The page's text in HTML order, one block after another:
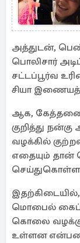
அத்துடன்,
பொலிசார்
சட்டப்பூர்வ
சியா
ஆக, கேத்தனை
குறித்து
வழக்கில்
எதையும் தான்
செய்துகொள்ள
இதற்கிடையில்,
மொபைல்
கொலை
உள்ளன